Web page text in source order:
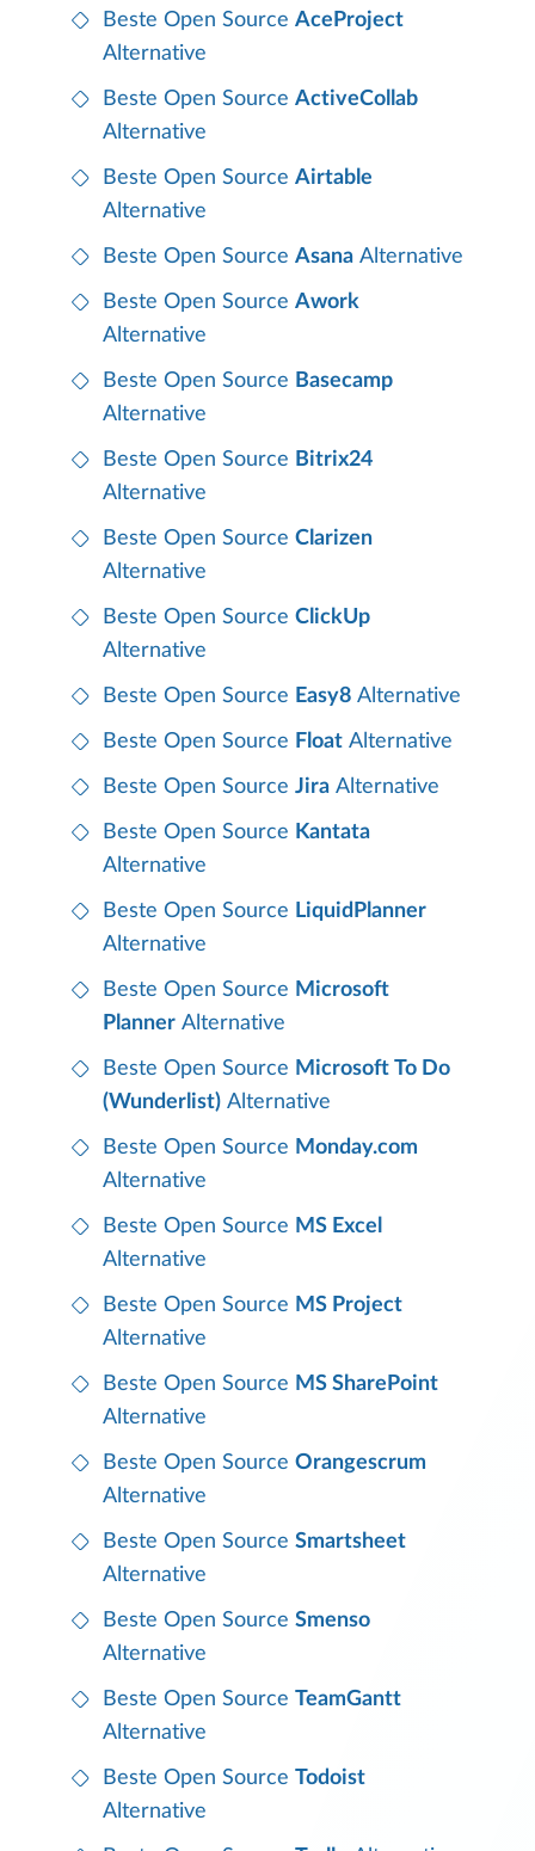
Beste Open Source AceProject
Alternative
Beste Open Source ActiveCollab
Alternative
Beste Open Source Airtable
Alternative
Beste Open Source Asana Alternative
Beste Open Source Awork
Alternative
Beste Open Source Basecamp
Alternative
Beste Open Source Bitrix24
Alternative
Beste Open Source Clarizen
Alternative
Beste Open Source ClickUp
Alternative
Beste Open Source Easy8 Alternative
Beste Open Source Float Alternative
Beste Open Source Jira Alternative
Beste Open Source Kantata
Alternative
Beste Open Source LiquidPlanner
Alternative
Beste Open Source Microsoft
Planner Alternative
Beste Open Source Microsoft To Do
(Wunderlist) Alternative
Beste Open Source Monday.com
Alternative
Beste Open Source MS Excel
Alternative
Beste Open Source MS Project
Alternative
Beste Open Source MS SharePoint
Alternative
Beste Open Source Orangescrum
Alternative
Beste Open Source Smartsheet
Alternative
Beste Open Source Smenso
Alternative
Beste Open Source TeamGantt
Alternative
Beste Open Source Todoist
Alternative